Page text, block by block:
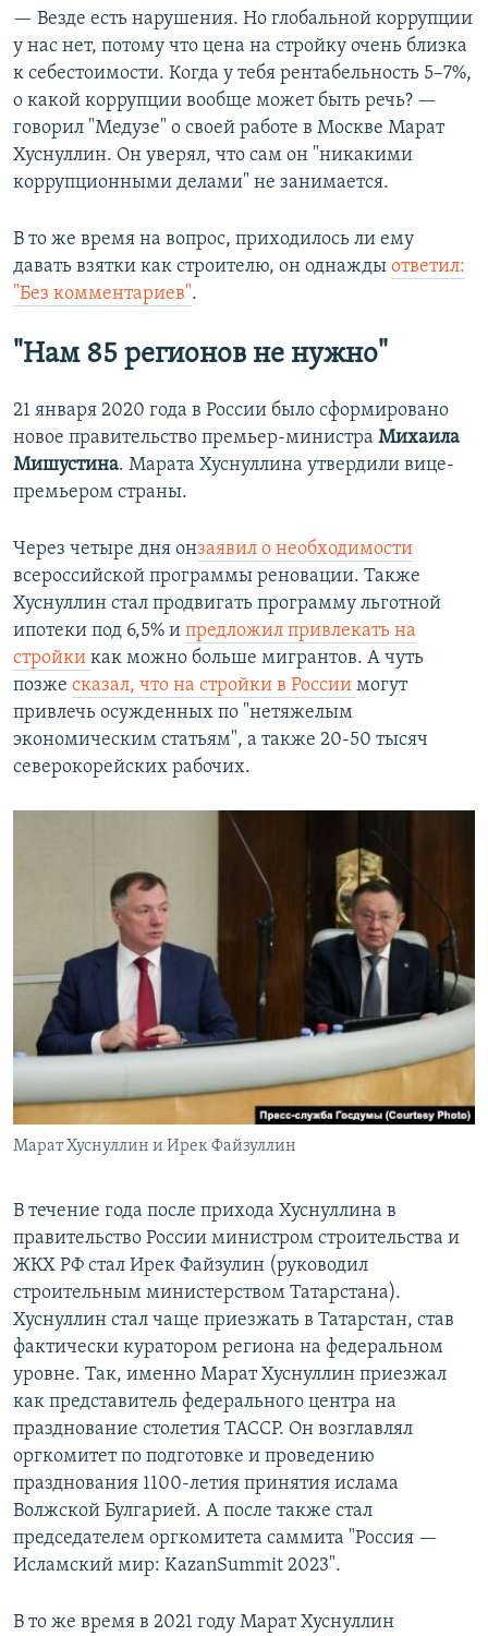
— Везде есть нарушения. Но глобальной коррупции
у нас нет, потому что цена на стройку очень близка
к себестоимости. Когда у тебя рентабельность 5–7%,
о какой коррупции вообще может быть речь? —
говорил "Медузе" о своей работе в Москве Марат
Хуснуллин. Он уверял, что сам он "никакими
коррупционными делами" не занимается.
В то же время на вопрос, приходилось ли ему
давать взятки как строителю, он однажды ответил:
"Без комментариев".
"Нам 85 регионов не нужно"
21 января 2020 года в России было сформировано
новое правительство премьер-министра Михаила
Мишустина. Марата Хуснуллина утвердили вице-
премьером страны.
Через четыре дня онзаявил о необходимости
всероссийской программы реновации. Также
Хуснуллин стал продвигать программу льготной
ипотеки под 6,5% и предложил привлекать на
стройки как можно больше мигрантов. А чуть
позже сказал, что на стройки в России могут
привлечь осужденных по "нетяжелым
экономическим статьям", а также 20-50 тысяч
северокорейских рабочих.
Марат Хуснуллин и Ирек Файзуллин
В течение года после прихода Хуснуллина в
правительство России министром строительства и
ЖКХ РФ стал Ирек Файзулин (руководил
строительным министерством Татарстана).
Хуснуллин стал чаще приезжать в Татарстан, став
фактически куратором региона на федеральном
уровне. Так, именно Марат Хуснуллин приезжал
как представитель федерального центра на
празднование столетия ТАССР. Он возглавлял
оргкомитет по подготовке и проведению
празднования 1100-летия принятия ислама
Волжской Булгарией. А после также стал
председателем оргкомитета саммита "Россия —
Исламский мир: KazanSummit 2023".
В то же время в 2021 году Марат Хуснуллин